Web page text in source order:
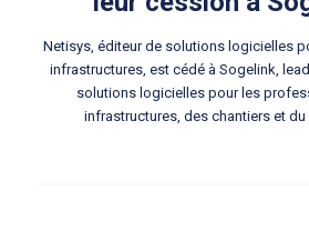
Netisys, éditeur de solutions logicielles
infrastructures, est cédé à Sogelink,
solutions logicielles pour les
infrastructures, des chantiers et